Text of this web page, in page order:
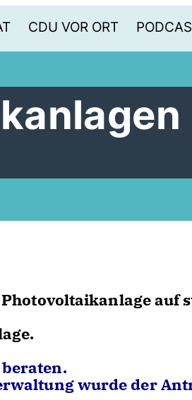
CDU VOR ORT
auf
wurde der